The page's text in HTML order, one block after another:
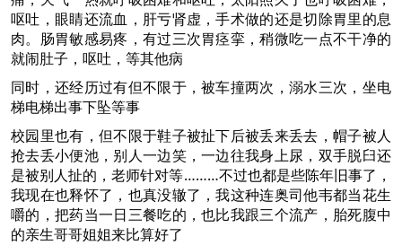
呕吐，眼睛还流血，肝亏肾虚，手术做的还是切除胃里的息
肉。肠胃敏感易疼，有过三次胃痉挛，稍微吃一点不干净的
就闹肚子，呕吐，等其他病
同时，还经历过有但不限于，被车撞两次，溺水三次，坐电
梯电梯出事下坠等事
校园里也有，但不限于鞋子被扯下后被丢来丢去，帽子被人
抢去丢小便池，别人一边笑，一边往我身上尿，双手脱臼还
是被别人扯的，老师针对等………不过也都是些陈年旧事了，
我现在也释怀了，也真没辙了，我这种连奥司他韦都当花生
嚼的，把药当一日三餐吃的，也比我跟三个流产，胎死腹中
的亲生哥哥姐姐来比算好了